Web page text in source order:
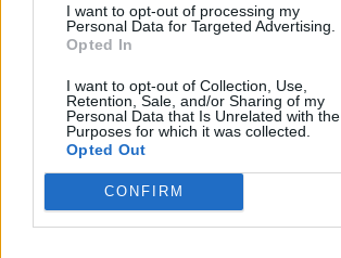
I want to opt-out of processing my
Personal Data for Targeted Advertising.
Opted In
I want to opt-out of Collection, Use,
Retention, Sale, and/or Sharing of my
Personal Data that Is Unrelated with the
Purposes for which it was collected.
Opted Out
CONFIRM